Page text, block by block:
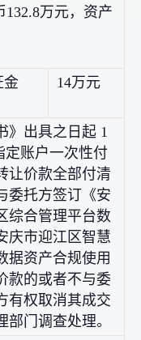
万元，资产
金 14万元
》出具之日起 1
定账户一次性付
让价款全部付清
委托方签订《安
综合管理平台数
庆市迎江区智慧
据资产合规使用
款的或者不与委
有权取消其成交
门调查处理。